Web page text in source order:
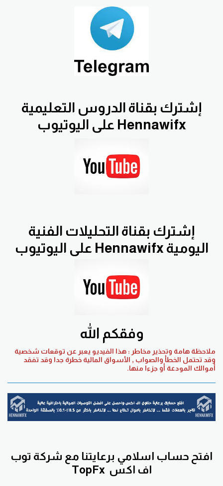
إشترك بقناة الدروس التعليمية
Hennawifx على اليوتيوب
إشترك بقناة التحليلات الفنية
اليومية Hennawifx على اليوتيوب
وفقكم الله
ملاحظة هامة وتحذير مخاطر : هذا الفيديو يعبر عن توقعات شخصية
وقد تحتمل الخطأ والصواب , الأسواق المالية خطرة جدا وقد تفقد
أموالك المودعة أو جزءا منها.
افتح حساب اسلامي برعايتنا مع شركة توب
اف اكس TopFx